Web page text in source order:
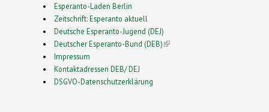
Esperanto-Laden Berlin
Zeitschrift: Esperanto aktuell
Deutsche Esperanto-Jugend (DEJ)
Deutscher Esperanto-Bund (DEB)(link is external)
Impressum
Kontaktadressen DEB/ DEJ
DSGVO-Datenschutzerklärung